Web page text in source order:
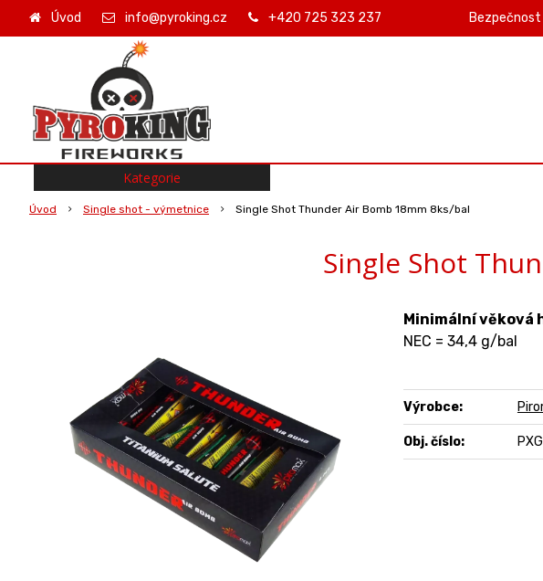
Úvod info@pyroking.cz +420 725 323 237
Úvod Single shot - výmetnice Single Shot Thunder Air Bomb 18mm 8ks/bal
Single Shot
Minimální věková
NEC = 34,4 g/bal
Výrobce:
Obj. číslo:
Kategorie